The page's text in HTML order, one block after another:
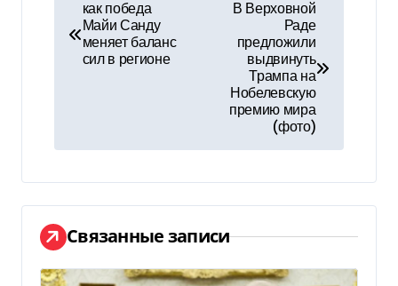
г
а
ц
и
как победа
Майи Санду
меняет баланс
сил в регионе
В Верховной
Раде
предложили
выдвинуть
Трампа на
Нобелевскую
премию мира
(фото)
Связанные записи